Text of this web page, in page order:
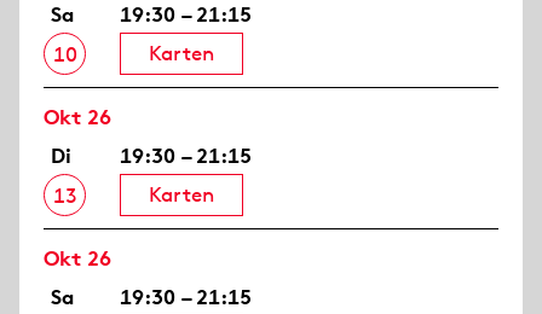
Sa
10
19:30 – 21:15
Karten
Okt 26
Di
13
19:30 – 21:15
Karten
Okt 26
Sa
19:30 – 21:15